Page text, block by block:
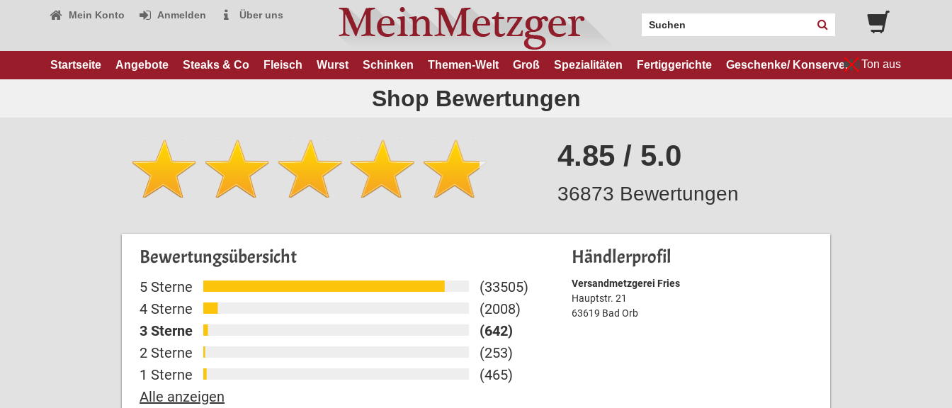
Mein Konto Anmelden Über uns
Startseite Angebote Steaks & Co Fleisch Wurst Schinken Themen-Welt Groß Spezialitäten Fertiggerichte Geschenke/ Konserven Ton aus
Shop Bewertungen
4.85 / 5.0
36873 Bewertungen
Bewertungsübersicht
5 Sterne
(33505)
4 Sterne
(2008)
3 Sterne
(642)
2 Sterne
(253)
1 Sterne
(465)
Alle anzeigen
Händlerprofil
Versandmetzgerei Fries
Hauptstr. 21
63619 Bad Orb